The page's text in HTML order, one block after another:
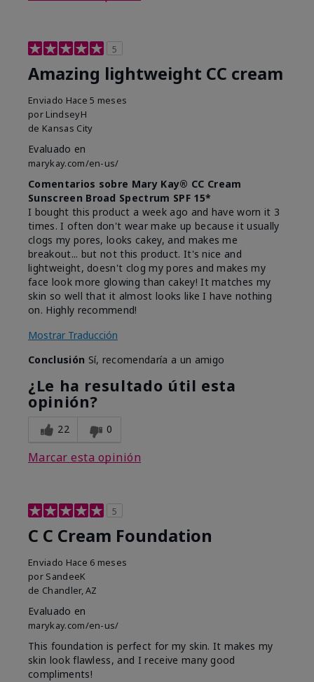
5
Amazing lightweight CC cream
Enviado Hace 5 meses
por LindseyH
de Kansas City
Evaluado en
marykay.com/en-us/
Comentarios sobre Mary Kay® CC Cream
Sunscreen Broad Spectrum SPF 15*
I bought this product a week ago and have worn it 3
times. I often don't wear make up because it usually
clogs my pores, looks cakey, and makes me
breakout... but not this product. It's nice and
lightweight, doesn't clog my pores and makes my
face look more glowing than cakey! It matches my
skin so well that it almost looks like I have nothing
on. Highly recommend!
Mostrar Traducción
Conclusión Sí, recomendaría a un amigo
¿Le ha resultado útil esta
opinión?
22 0
Marcar esta opinión
5
C C Cream Foundation
Enviado Hace 6 meses
por SandeeK
de Chandler, AZ
Evaluado en
marykay.com/en-us/
This foundation is perfect for my skin. It makes my
skin look flawless, and I receive many good
compliments!